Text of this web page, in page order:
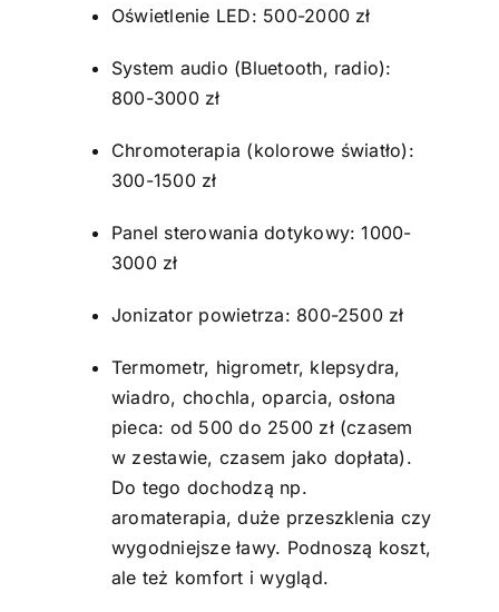
Oświetlenie LED: 500-2000 zł
System audio (Bluetooth, radio):
800-3000 zł
Chromoterapia (kolorowe światło):
300-1500 zł
Panel sterowania dotykowy: 1000-
3000 zł
Jonizator powietrza: 800-2500 zł
Termometr, higrometr, klepsydra,
wiadro, chochla, oparcia, osłona
pieca: od 500 do 2500 zł (czasem
w zestawie, czasem jako dopłata).
Do tego dochodzą np.
aromaterapia, duże przeszklenia czy
wygodniejsze ławy. Podnoszą koszt,
ale też komfort i wygląd.